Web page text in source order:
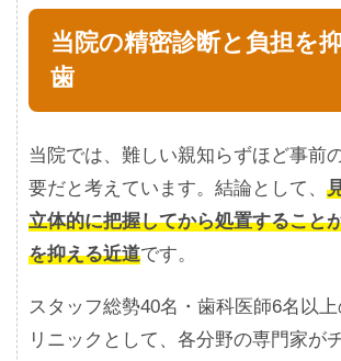
当院の精密診断と負担を
歯
当院では、難しい親知らずほど事前
要だと考えています。結論として、
立体的に把握してから処置すること
を抑える近道です。
スタッフ総勢40名・歯科医師6名以
リニックとして、各分野の専門家が